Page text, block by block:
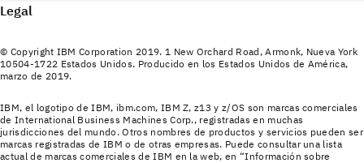
Legal
© Copyright IBM Corporation 2019. 1 New Orchard Road, Armonk, Nueva York
10504-1722 Estados Unidos. Producido en los Estados Unidos de América,
marzo de 2019.
IBM, el logotipo de IBM, ibm.com, IBM Z, z13 y z/OS son marcas comerciales
de International Business Machines Corp., registradas en muchas
jurisdicciones del mundo. Otros nombres de productos y servicios pueden ser
marcas registradas de IBM o de otras empresas. Puede consultar una lista
actual de marcas comerciales de IBM en la web, en “Información sobre